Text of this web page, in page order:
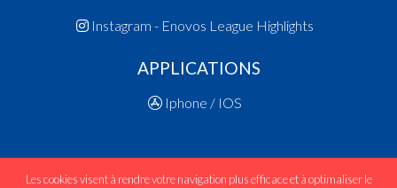
Instagram - Enovos League Highlights
APPLICATIONS
Iphone / IOS
Les cookies visent à rendre votre navigation plus efficace et à optimaliser le